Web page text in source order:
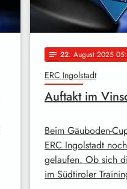
notes 22. August 2025
ERC Ingolstadt
Auftakt im
Beim Gäuboden-
ERC Ingolstadt
gelaufen. Ob sich
im Südtiroler